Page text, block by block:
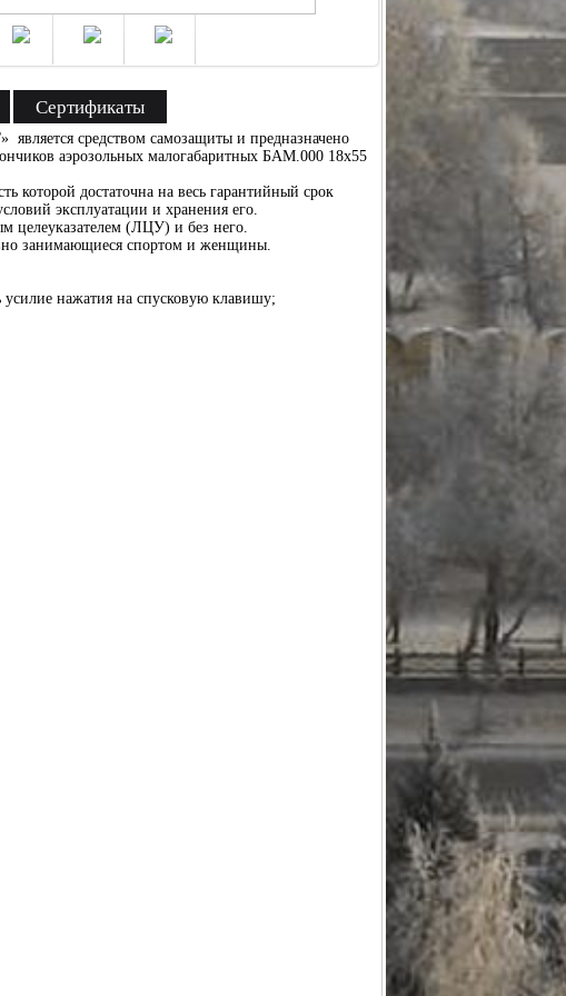
Сертификаты
средством самозащиты и предназначено
аэрозольных малогабаритных БАМ.000 18х55
которой достаточна на весь гарантийный срок
эксплуатации и хранения его.
(ЛЦУ) и без него.
занимающиеся спортом и женщины.
нажатия на спусковую клавишу;